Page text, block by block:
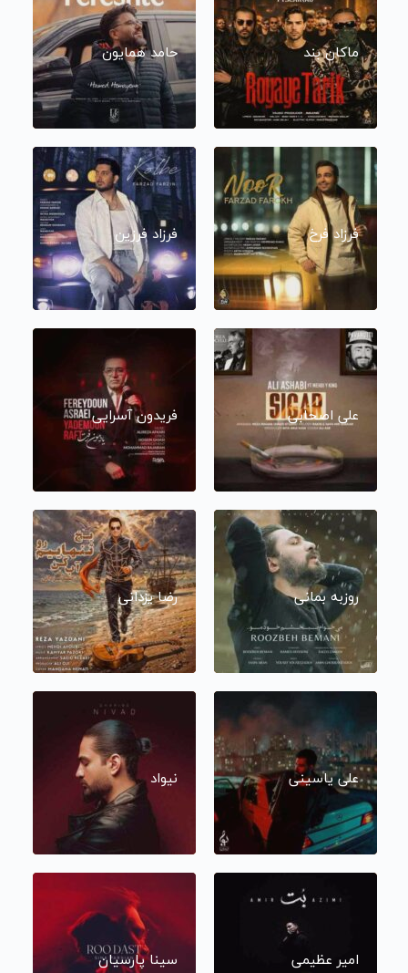
ماکان بند حامد همایون
فرزاد فرخ فرزاد فرزین
علی اصحابی فریدون آسرایی
روزبه بمانی رضا یزدانی
علی یاسینی نیواد
امیر عظیمی سینا پارسیان